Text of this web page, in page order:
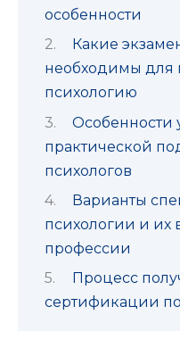
особенности
Какие
необходимы для
психологию
Особенности
практической
психологов
Варианты
психологии и их
профессии
Процесс
сертификации